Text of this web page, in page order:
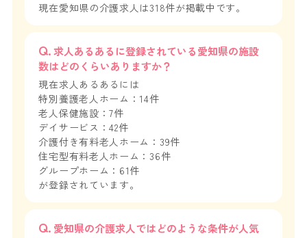
現在愛知県の介護求人は318件が掲載中です。
求人あるあるに登録されている愛知県の施設
数はどのくらいありますか？
現在求人あるあるには
特別養護老人ホーム：14件
老人保健施設：7件
デイサービス：42件
介護付き有料老人ホーム：39件
住宅型有料老人ホーム：36件
グループホーム：61件
が登録されています。
愛知県の介護求人ではどのような条件が人気